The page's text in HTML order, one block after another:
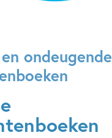
ondeugende